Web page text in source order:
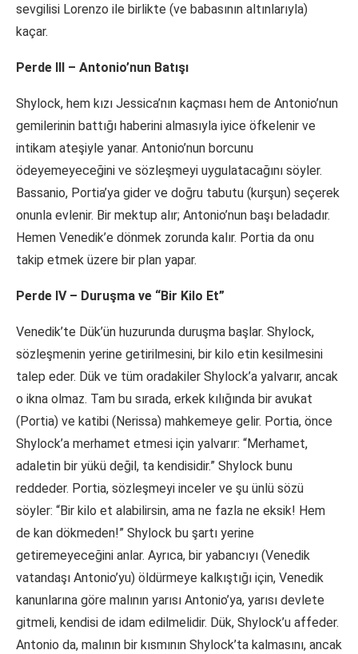
sevgilisi Lorenzo ile birlikte (ve babasının altınlarıyla)
kaçar.
Perde III – Antonio’nun Batışı
Shylock, hem kızı Jessica’nın kaçması hem de Antonio’nun
gemilerinin battığı haberini almasıyla iyice öfkelenir ve
intikam ateşiyle yanar. Antonio’nun borcunu
ödeyemeyeceğini ve sözleşmeyi uygulatacağını söyler.
Bassanio, Portia’ya gider ve doğru tabutu (kurşun) seçerek
onunla evlenir. Bir mektup alır; Antonio’nun başı beladadır.
Hemen Venedik’e dönmek zorunda kalır. Portia da onu
takip etmek üzere bir plan yapar.
Perde IV – Duruşma ve “Bir Kilo Et”
Venedik’te Dük’ün huzurunda duruşma başlar. Shylock,
sözleşmenin yerine getirilmesini, bir kilo etin kesilmesini
talep eder. Dük ve tüm oradakiler Shylock’a yalvarır, ancak
o ikna olmaz. Tam bu sırada, erkek kılığında bir avukat
(Portia) ve katibi (Nerissa) mahkemeye gelir. Portia, önce
Shylock’a merhamet etmesi için yalvarır: “Merhamet,
adaletin bir yükü değil, ta kendisidir.” Shylock bunu
reddeder. Portia, sözleşmeyi inceler ve şu ünlü sözü
söyler: “Bir kilo et alabilirsin, ama ne fazla ne eksik! Hem
de kan dökmeden!” Shylock bu şartı yerine
getiremeyeceğini anlar. Ayrıca, bir yabancıyı (Venedik
vatandaşı Antonio’yu) öldürmeye kalkıştığı için, Venedik
kanunlarına göre malının yarısı Antonio’ya, yarısı devlete
gitmeli, kendisi de idam edilmelidir. Dük, Shylock’u affeder.
Antonio da, malının bir kısmının Shylock’ta kalmasını, ancak